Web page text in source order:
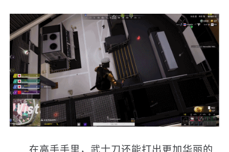
在高手手里，武士刀还能打出更加华丽的